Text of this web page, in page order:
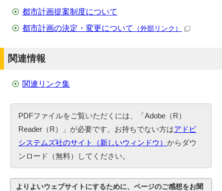
都市計画提案制度について
都市計画の決定・変更について
（外部リンク）
関連情報
関連リンク集
PDFファイルをご覧いただくには、「Adobe（R）
Reader（R）」が必要です。お持ちでない方はアドビ
システムズ社のサイト（新しいウィンドウ）からダウ
ンロード（無料）してください。
よりよいウェブサイトにするために、ページのご感想をお聞